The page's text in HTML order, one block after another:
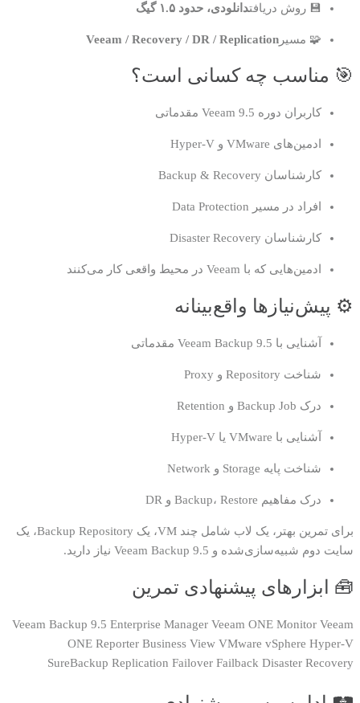
💾 روش دریافتدانلودی، حدود ۱.۵ گیگ
🧩 مسیر Veeam / Recovery / DR / Replication
🎯 مناسب چه کسانی است؟
کاربران دوره Veeam 9.5 مقدماتی
ادمین‌های VMware و Hyper-V
کارشناسان Backup & Recovery
افراد در مسیر Data Protection
کارشناسان Disaster Recovery
ادمین‌هایی که با Veeam در محیط واقعی کار می‌کنند
⚙️ پیش‌نیازها واقع‌بینانه
آشنایی با Veeam Backup 9.5 مقدماتی
شناخت Repository و Proxy
درک Backup Job و Retention
آشنایی با VMware یا Hyper-V
شناخت پایه Storage و Network
درک مفاهیم Backup، Restore و DR
برای تمرین بهتر، یک لاب شامل چند VM، یک Backup Repository، یک
سایت دوم شبیه‌سازی‌شده و Veeam Backup 9.5 نیاز دارید.
🧰 ابزارهای پیشنهادی تمرین
Veeam Backup 9.5 Enterprise Manager Veeam ONE Monitor Veeam
ONE Reporter Business View VMware vSphere Hyper-V
SureBackup Replication Failover Failback Disaster Recovery